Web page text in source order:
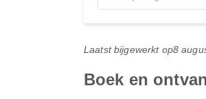
Laatst bijgewerkt op8
Boek en